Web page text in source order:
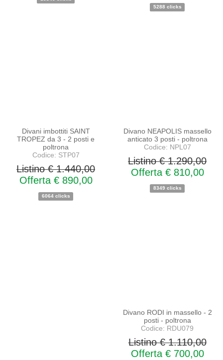
5288 clicks
Divani imbottiti SAINT
TROPEZ da 3 - 2 posti e
poltrona
Codice: STP07
Listino € 1.440,00
Offerta € 890,00
6064 clicks
Divano NEAPOLIS massello
anticato 3 posti - poltrona
Codice: NPL07
Listino € 1.290,00
Offerta € 810,00
8349 clicks
Divano RODI in massello - 2
posti - poltrona
Codice: RDU079
Listino € 1.110,00
Offerta € 700,00